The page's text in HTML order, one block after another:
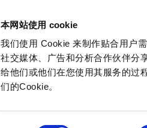
本网站使用 cookie
我们使用 Cookie 来制作贴合用户
社交媒体、广告和分析合作伙伴分
给他们或他们在您使用其服务的过
们的Cookie。